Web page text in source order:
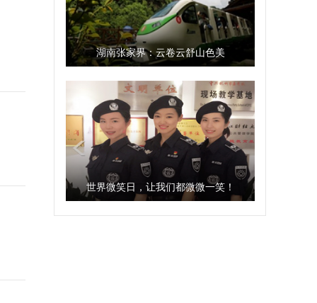
湖南张家界：云卷云舒山色美
世界微笑日，让我们都微微一笑！